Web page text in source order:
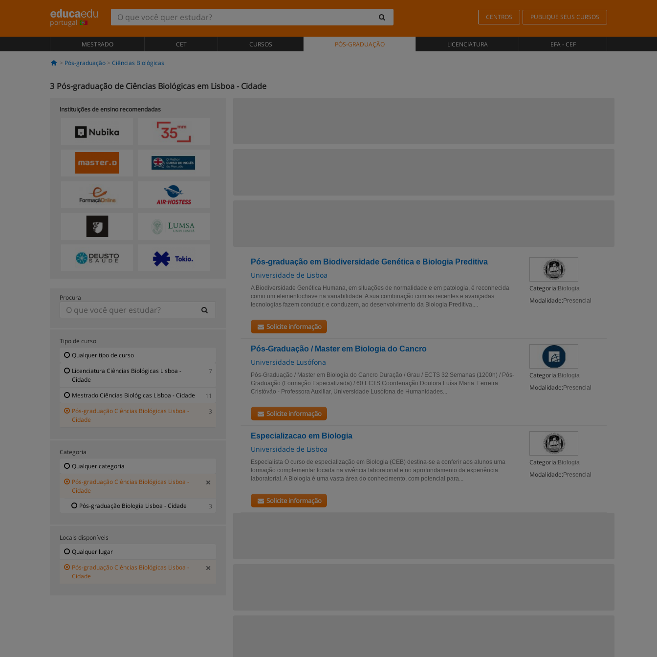
portugal
CENTROS PUBLIQUE SEUS CURSOS
MESTRADO CET CURSOS PÓS-GRADUAÇÃO LICENCIATURA EFA - CEF
Pós-graduação Ciências Biológicas
3 Pós-graduação de Ciências Biológicas em Lisboa - Cidade
Pós-graduação em Biodiversidade Genética e Biologia Preditiva
Universidade de Lisboa
Categoria: Biologia
Modalidade: Presencial
A Biodiversidade Genética Humana, em situações de normalidade e em patologia, é reconhecida
como um elementochave na variabilidade. A sua combinação com as recentes e avançadas
tecnologias fazem conduzir, e conduzem, ao desenvolvimento da Biologia Preditiva,...
Solicite informação
Pós-Graduação / Master em Biologia do Cancro
Universidade Lusófona
Categoria: Biologia
Modalidade: Presencial
Pós-Graduação / Master em Biologia do Cancro Duração / Grau / ECTS 32 Semanas (1200h) / Pós-
Graduação (Formação Especializada) / 60 ECTS Coordenação Doutora Luísa Maria Ferreira
Cristóvão - Professora Auxiliar, Universidade Lusófona de Humanidades...
Solicite informação
Especializacao em Biologia
Universidade de Lisboa
Categoria: Biologia
Modalidade: Presencial
Especialista O curso de especialização em Biologia (CEB) destina-se a conferir aos alunos uma
formação complementar focada na vivência laboratorial e no aprofundamento da experiência
laboratorial. A Biologia é uma vasta área do conhecimento, com potencial para...
Solicite informação
Instituições de ensino recomendadas
Procura
Tipo de curso
Qualquer tipo de curso
Licenciatura Ciências Biológicas Lisboa -
Cidade
7
Mestrado Ciências Biológicas Lisboa - Cidade
11
Pós-graduação Ciências Biológicas Lisboa -
Cidade
3
Categoria
Qualquer categoria
Pós-graduação Ciências Biológicas Lisboa -
Cidade
Pós-graduação Biologia Lisboa - Cidade
3
Locais disponíveis
Qualquer lugar
Pós-graduação Ciências Biológicas Lisboa -
Cidade